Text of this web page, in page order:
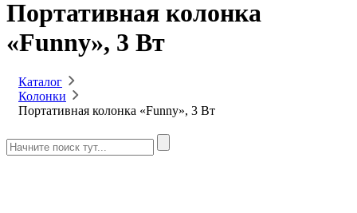
Портативная колонка
«Funny», 3 Вт
Каталог
Колонки
Портативная колонка «Funny», 3 Вт